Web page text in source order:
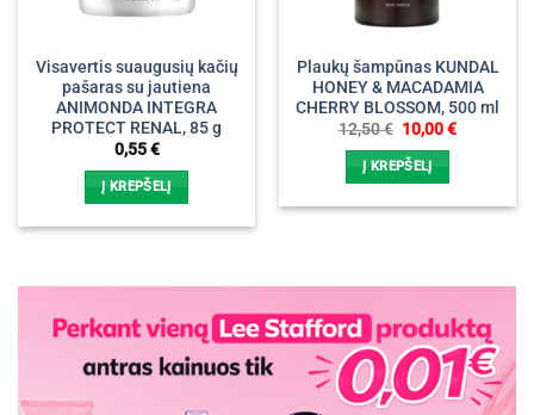
Visavertis suaugusių kačių
pašaras su jautiena
ANIMONDA INTEGRA
PROTECT RENAL, 85 g
0,55€
Į KREPŠELĮ
Plaukų šampūnas KUNDAL
HONEY & MACADAMIA
CHERRY BLOSSOM, 500 ml
12,50€ Original
price
was:
12,50 €.
10,00€Current
Į KREPŠELĮ